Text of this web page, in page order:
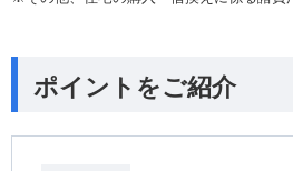
ポイントをご紹介